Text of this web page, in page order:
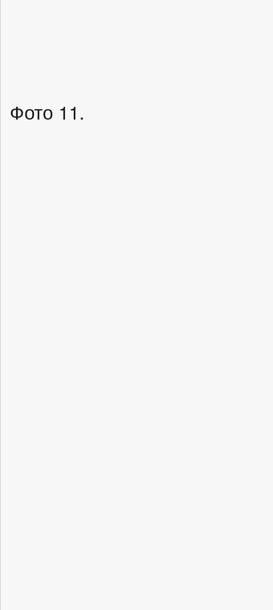
Фото 11.